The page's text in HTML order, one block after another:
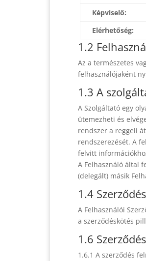
Képviselő:
Elérhetőség:
1.2
Az a természetes
felhasználójaként
1.3 A
A Szolgáltató egy
ütemezheti és
rendszer a reggeli
rendszerezését. A
felvitt
A Felhasználó által
(delegált) másik
1.4
A Felhasználói
a szerződéskötés
1.6
1.6.1 A szerződés